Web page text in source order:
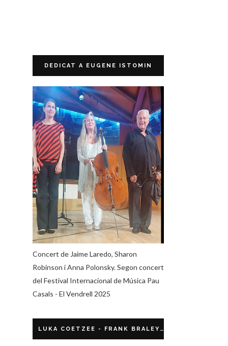
DEDICAT A EUGENE ISTOMIN
Concert de Jaime Laredo, Sharon
Robinson i Anna Polonsky. Segon concert
del Festival Internacional de Música Pau
Casals - El Vendrell 2025
LUKA COETZEE - FRANK BRALEY